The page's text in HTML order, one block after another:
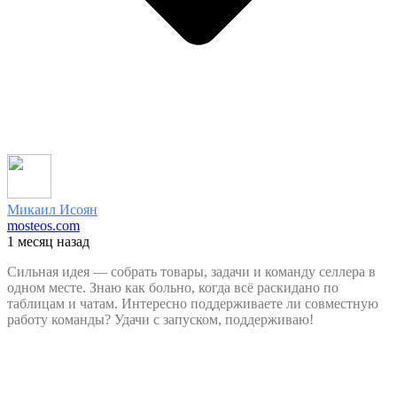
Микаил Исоян
mosteos.com
1 месяц назад
Сильная идея — собрать товары, задачи и команду селлера в
одном месте. Знаю как больно, когда всё раскидано по
таблицам и чатам. Интересно поддерживаете ли совместную
работу команды? Удачи с запуском, поддерживаю!